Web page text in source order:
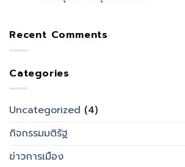
Recent Comments
Categories
Uncategorized (4)
กิจกรรมมติรัฐ
ข่าวการเมือง